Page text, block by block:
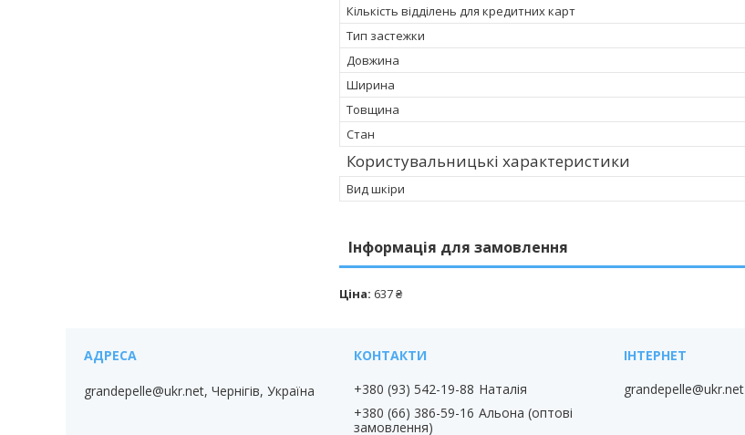
Кількість відділень для кредитних карт
Тип застежки
Довжина
Ширина
Товщина
Стан
Користувальницькі характеристики
Вид шкіри
Інформація для замовлення
Ціна: 637 ₴
grandepelle@ukr.net, Чернігів, Україна +380 (93) 542-19-88 Наталія
+380 (66) 386-59-16 Альона (оптові
замовлення)
grandepelle@ukr.net